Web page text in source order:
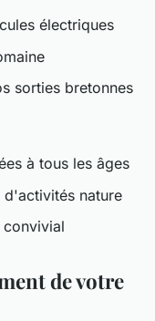
électriques
sorties bretonnes
à tous les âges
nature
convivial
de votre